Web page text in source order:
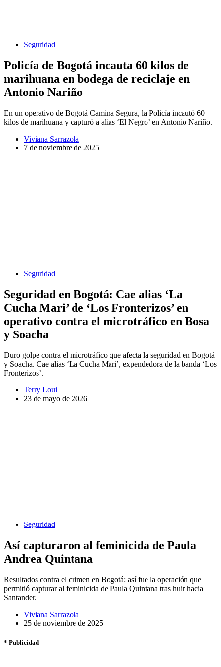
Seguridad
Policía de Bogotá incauta 60 kilos de
marihuana en bodega de reciclaje en
Antonio Nariño
En un operativo de Bogotá Camina Segura, la Policía incautó 60
kilos de marihuana y capturó a alias ‘El Negro’ en Antonio Nariño.
Viviana Sarrazola
7 de noviembre de 2025
Seguridad
Seguridad en Bogotá: Cae alias ‘La
Cucha Mari’ de ‘Los Fronterizos’ en
operativo contra el microtráfico en Bosa
y Soacha
Duro golpe contra el microtráfico que afecta la seguridad en Bogotá
y Soacha. Cae alias ‘La Cucha Mari’, expendedora de la banda ‘Los
Fronterizos’.
Terry Loui
23 de mayo de 2026
Seguridad
Así capturaron al feminicida de Paula
Andrea Quintana
Resultados contra el crimen en Bogotá: así fue la operación que
permitió capturar al feminicida de Paula Quintana tras huir hacia
Santander.
Viviana Sarrazola
25 de noviembre de 2025
* Publicidad